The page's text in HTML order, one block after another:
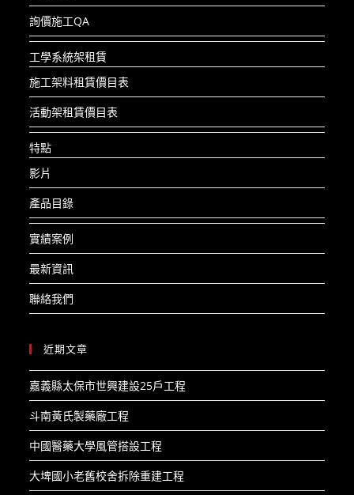
詢價施工QA
工學系統架租賃
施工架料租賃價目表
活動架租賃價目表
特點
影片
產品目錄
實績案例
最新資訊
聯絡我們
近期文章
嘉義縣太保市世興建設25戶工程​
斗南黃氏製藥廠工程​
中國醫藥大學風管搭設工程​
大埤國小老舊校舍拆除重建工程​